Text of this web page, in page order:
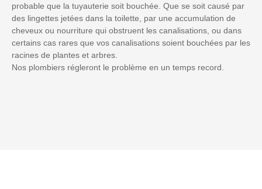
probable que la tuyauterie soit bouchée. Que se soit causé par
des lingettes jetées dans la toilette, par une accumulation de
cheveux ou nourriture qui obstruent les canalisations, ou dans
certains cas rares que vos canalisations soient bouchées par les
racines de plantes et arbres.
Nos plombiers régleront le problème en un temps record.